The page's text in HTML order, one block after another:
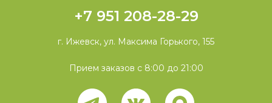
+7 951 208-28-29
г. Ижевск, ул. Максима Горького, 155
Прием заказов с 8:00 до 21:00